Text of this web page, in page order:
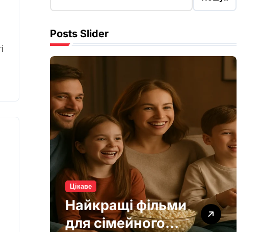
Posts Slider
Цікаве
Інтернет без
світла: як